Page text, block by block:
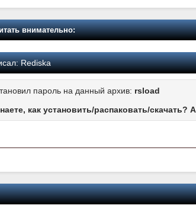
внимательно:
Rediska
пароль на данный архив: rsload
как установить/распаковать/